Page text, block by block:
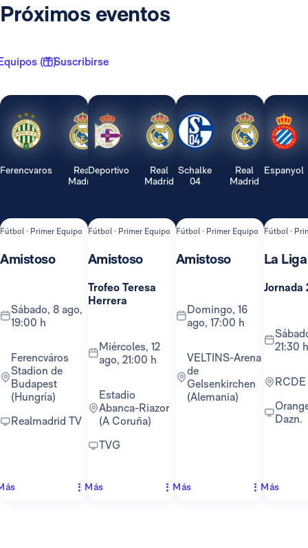
Próximos eventos
( 1 )Suscribirse
Ferencvaros
Real
Madrid
Fútbol · Primer Equipo
Amistoso
sábado, 8 ago,
19:00 h
Ferencváros
Stadion de
Budapest
(Hungría)
Realmadrid TV
Deportivo
Real
Madrid
Fútbol · Primer Equipo
Amistoso
Trofeo Teresa
Herrera
miércoles, 12
ago, 21:00 h
Estadio
Abanca-Riazor
(A Coruña)
TVG
Más
Schalke
04
Real
Madrid
Fútbol · Primer Equipo
Amistoso
domingo, 16
ago, 17:00 h
VELTINS-Arena
de
Gelsenkirchen
(Alemania)
Más
Espanyol
Fútbol ·
La Liga
Jornada
sábado, 22 ago,
21:30 h
Orange TV y
Dazn.
Más